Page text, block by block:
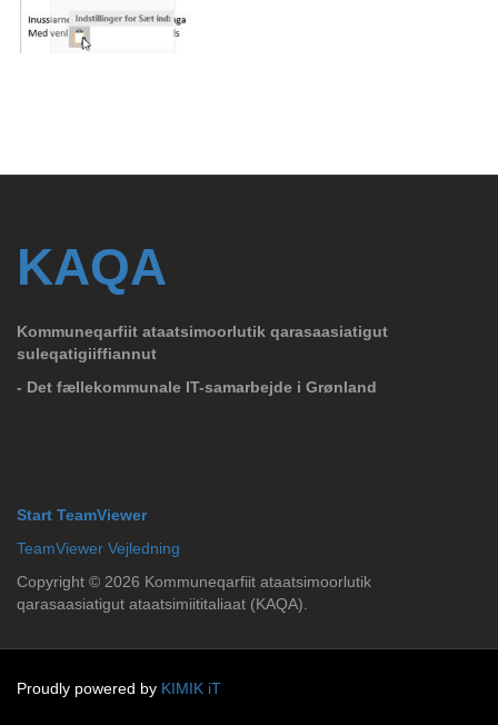
KAQA
Kommuneqarfiit ataatsimoorlutik qarasaasiatigut
suleqatigiiffiannut
- Det fællekommunale IT-samarbejde i Grønland
Start TeamViewer
TeamViewer Vejledning
Copyright © 2026 Kommuneqarfiit ataatsimoorlutik
qarasaasiatigut ataatsimiititaliaat (KAQA).
Proudly powered by KIMIK iT